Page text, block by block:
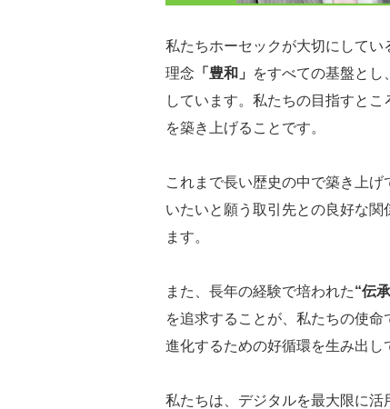
私たちホーセックが大切にしてい
理念 「豊和」
をすべての基盤と
しています。私たちの目指すと
を築き上げることです。
これまで長い歴史の中で築き上
いたいと願う取引先との良好な関
ます。
また、長年の経験で培われた“伝
を追求することが、私たちの使
進化するための好循環を生み出し
私たちは、デジタルを最大限に活